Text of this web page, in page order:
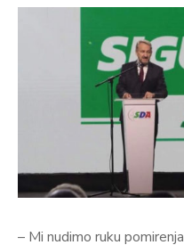
– Mi nudimo ruku